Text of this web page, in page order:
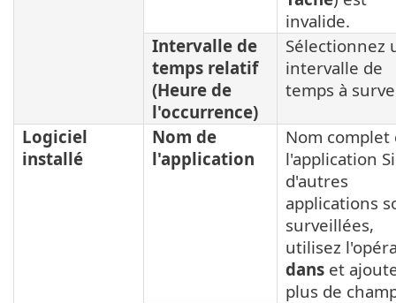
invalide.
Intervalle de
temps relatif
(Heure de
l'occurrence)
Sélectionnez
intervalle de
temps à
Logiciel
installé
Nom de
l'application
Nom complet
l'application Si
d'autres
applications
surveillées,
utilisez
dans et
plus de